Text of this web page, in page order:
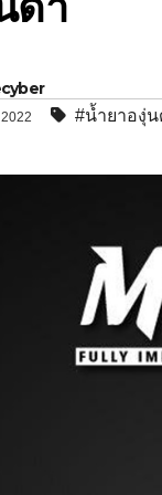
#น้ำยาองุ่น